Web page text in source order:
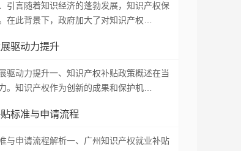
引言随着知识经济的蓬勃发展，知识产权保
在此背景下，政府加大了对知识产权…
驱动力提升
驱动力提升一、知识产权补贴政策概述在当
。知识产权作为创新的成果和保护机…
标准与申请流程
与申请流程解析一、广州知识产权就业补贴